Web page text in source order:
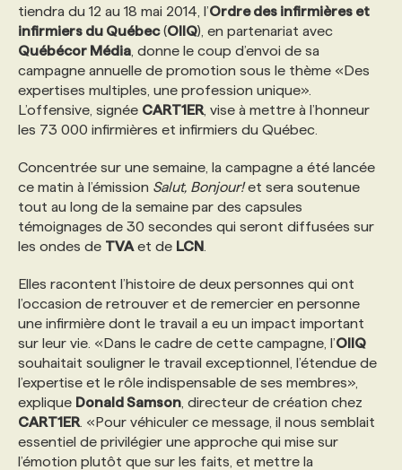
INITIATIVES NUMÉRIQUES
PRIX ET DISTINCTIONS
TENDANCES
MARKETING DURABLE
GEO/SEO
ÉVÉNEMENTIEL
NOS AUTEUR‧RICES
ANNONCEZ AVEC NOUS
PROFIL ENTREPRISE
FAQ
ANNONCEZ AVEC NOUS
PROFIL CANDIDAT
ANNONCEZ AVEC NOUS
NOS PARCOURS DE FORMATIONS
FORMATIONS PERSONNALISÉES
NOS FORMATEUR‧RICES
POURQUOI CHOISIR NOS FORMATIONS
NOS TARIFS
PROGRAMMES DE SUBVENTIONS
FAQ
ANNONCEZ AVEC NOUS
SERVICE DE CHASSE DE TÊTE
NOS TARIFS
NOS EXPERTISES
FAQ
ANNONCEZ AVEC NOUS
tiendra du 12 au 18 mai 2014, l’Ordre des infirmières et
infirmiers du Québec(OIIQ), en partenariat avec
Québécor Média , donne le coup d’envoi de sa
campagne annuelle de promotion sous le thème «Des
expertises multiples, une profession unique».
L’offensive, signée CART1ER , vise à mettre à l’honneur
les 73 000 infirmières et infirmiers du Québec.
Concentrée sur une semaine, la campagne a été lancée
ce matin à l’émission Salut, Bonjour!et sera soutenue
tout au long de la semaine par des capsules
témoignages de 30 secondes qui seront diffusées sur
les ondes de TVA et de LCN
Elles racontent l’histoire de deux personnes qui ont
l’occasion de retrouver et de remercier en personne
une infirmière dont le travail a eu un impact important
sur leur vie. «Dans le cadre de cette campagne, l’OIIQ
souhaitait souligner le travail exceptionnel, l’étendue de
l’expertise et le rôle indispensable de ses membres»,
explique Donald Samson , directeur de création chez
CART1ER . «Pour véhiculer ce message, il nous semblait
essentiel de privilégier une approche qui mise sur
l’émotion plutôt que sur les faits, et mettre la